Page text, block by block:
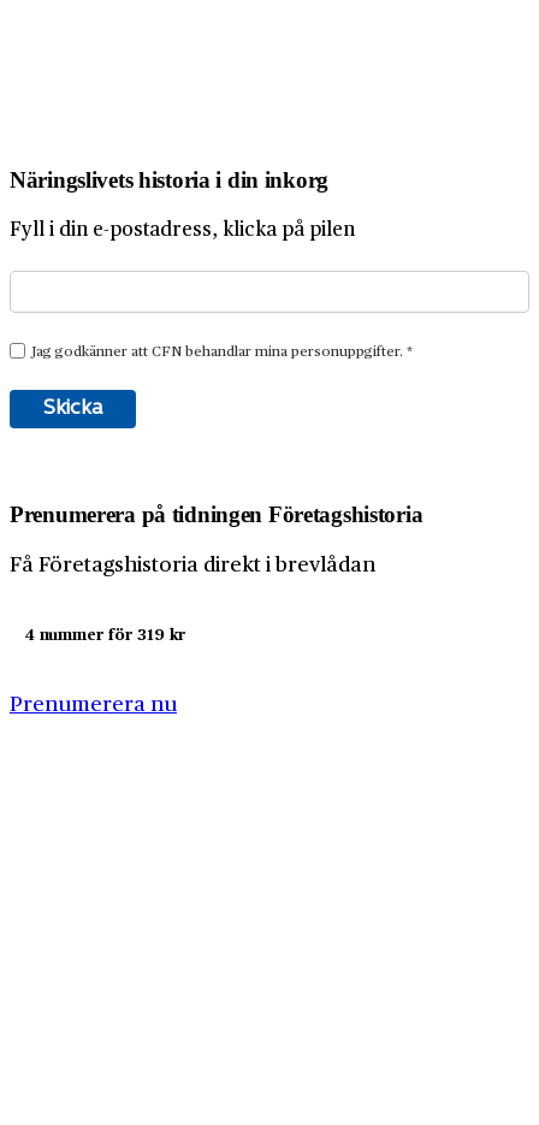
Näringslivets historia i din inkorg
Fyll i din e-postadress, klicka på pilen
Prenumerera på tidningen Företagshistoria
Få Företagshistoria direkt i brevlådan
4 nummer för 319 kr
Prenumerera nu